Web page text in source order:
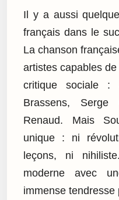
Il y a aussi
français dans le
La chanson
artistes capables
critique sociale :
Brassens, Serge
Renaud. Mais
unique : ni
leçons, ni
moderne avec
immense tendresse